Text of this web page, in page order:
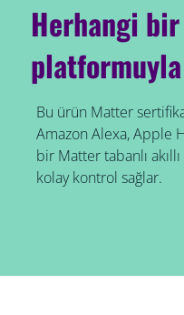
Herhangi
Bu ürün Matter
Amazon Alexa, Apple
bir Matter tabanlı
kolay kontrol sağlar.